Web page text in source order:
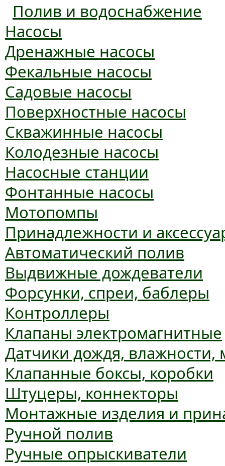
Полив и водоснабжение
Насосы
Дренажные насосы
Фекальные насосы
Садовые насосы
Поверхностные насосы
Скважинные насосы
Колодезные насосы
Насосные станции
Фонтанные насосы
Мотопомпы
Принадлежности и
Автоматический полив
Выдвижные дождеватели
Форсунки, спреи, баблеры
Контроллеры
Клапаны электромагнитные
Датчики дождя, влажности,
Клапанные боксы, коробки
Штуцеры, коннекторы
Монтажные изделия и
Ручной полив
Ручные опрыскиватели